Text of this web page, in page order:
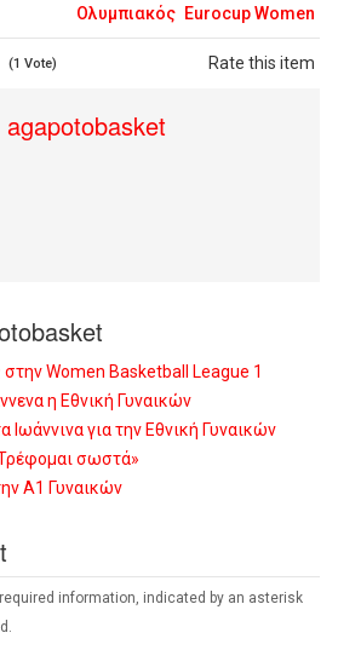
Ολυμπιακός Eurocup Women
Rate this item
(1 Vote)
agapotobasket
Women Basketball League 1
η Εθνική Γυναικών
Ιωάννινα για την Εθνική Γυναικών
σωστά»
Α1 Γυναικών
information, indicated by an asterisk